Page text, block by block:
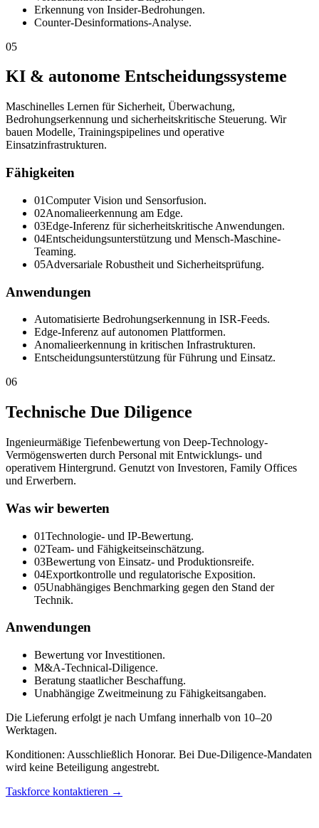
Erkennung von Insider-Bedrohungen.
Counter-Desinformations-Analyse.
05
KI & autonome Entscheidungssysteme
Maschinelles Lernen für Sicherheit, Überwachung,
Bedrohungserkennung und sicherheitskritische Steuerung. Wir
bauen Modelle, Trainingspipelines und operative
Einsatzinfrastrukturen.
Fähigkeiten
01Computer Vision und Sensorfusion.
02Anomalieerkennung am Edge.
03Edge-Inferenz für sicherheitskritische Anwendungen.
04Entscheidungsunterstützung und Mensch-Maschine-
Teaming.
05Adversariale Robustheit und Sicherheitsprüfung.
Anwendungen
Automatisierte Bedrohungserkennung in ISR-Feeds.
Edge-Inferenz auf autonomen Plattformen.
Anomalieerkennung in kritischen Infrastrukturen.
Entscheidungsunterstützung für Führung und Einsatz.
06
Technische Due Diligence
Ingenieurmäßige Tiefenbewertung von Deep-Technology-
Vermögenswerten durch Personal mit Entwicklungs- und
operativem Hintergrund. Genutzt von Investoren, Family Offices
und Erwerbern.
Was wir bewerten
01Technologie- und IP-Bewertung.
02Team- und Fähigkeitseinschätzung.
03Bewertung von Einsatz- und Produktionsreife.
04Exportkontrolle und regulatorische Exposition.
05Unabhängiges Benchmarking gegen den Stand der
Technik.
Anwendungen
Bewertung vor Investitionen.
M&A-Technical-Diligence.
Beratung staatlicher Beschaffung.
Unabhängige Zweitmeinung zu Fähigkeitsangaben.
Die Lieferung erfolgt je nach Umfang innerhalb von 10–20
Werktagen.
Konditionen: Ausschließlich Honorar. Bei Due-Diligence-Mandaten
wird keine Beteiligung angestrebt.
Taskforce kontaktieren →